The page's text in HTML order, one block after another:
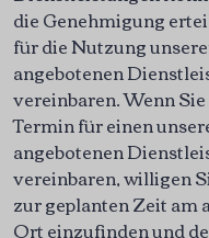
die Genehmigung
für die Nutzung
angebotenen
vereinbaren. Wenn
Termin für einen
angebotenen
vereinbaren, willigen
zur geplanten Zeit am
Ort einzufinden und